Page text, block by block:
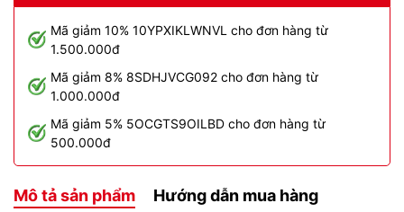
Mã giảm 10% 10YPXIKLWNVL cho đơn hàng từ
1.500.000đ
Mã giảm 8% 8SDHJVCG092 cho đơn hàng từ
1.000.000đ
Mã giảm 5% 5OCGTS9OILBD cho đơn hàng từ
500.000đ
Mô tả sản phẩm Hướng dẫn mua hàng